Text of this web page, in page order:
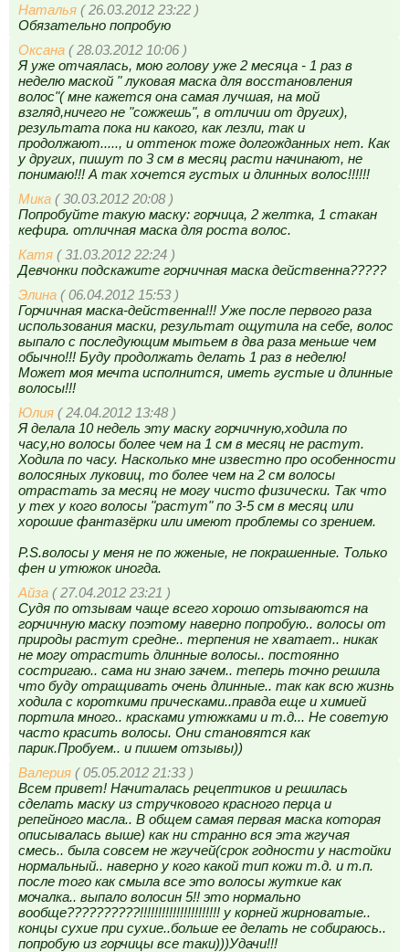
Наталья ( 26.03.2012 23:22 )
Обязательно попробую
Оксана ( 28.03.2012 10:06 )
Я уже отчаялась, мою голову уже 2 месяца - 1 раз в
неделю маской " луковая маска для восстановления
волос"( мне кажется она самая лучшая, на мой
взгляд,ничего не "сожжешь", в отличии от других),
результата пока ни какого, как лезли, так и
продолжают....., и оттенок тоже долгожданных нет. Как
у других, пишут по 3 см в месяц расти начинают, не
понимаю!!! А так хочется густых и длинных волос!!!!!!
Мика ( 30.03.2012 20:08 )
Попробуйте такую маску: горчица, 2 желтка, 1 стакан
кефира. отличная маска для роста волос.
Катя ( 31.03.2012 22:24 )
Девчонки подскажите горчичная маска действенна?????
Элина ( 06.04.2012 15:53 )
Горчичная маска-действенна!!! Уже после первого раза
использования маски, результат ощутила на себе, волос
выпало с последующим мытьем в два раза меньше чем
обычно!!! Буду продолжать делать 1 раз в неделю!
Может моя мечта исполнится, иметь густые и длинные
волосы!!!
Юлия ( 24.04.2012 13:48 )
Я делала 10 недель эту маску горчичную,ходила по
часу,но волосы более чем на 1 см в месяц не растут.
Ходила по часу. Насколько мне известно про особенности
волосяных луковиц, то более чем на 2 см волосы
отрастать за месяц не могу чисто физически. Так что
у тех у кого волосы "растут" по 3-5 см в месяц или
хорошие фантазёрки или имеют проблемы со зрением.
P.S.волосы у меня не по жженые, не покрашенные. Только
фен и утюжок иногда.
Айза ( 27.04.2012 23:21 )
Судя по отзывам чаще всего хорошо отзываются на
горчичную маску поэтому наверно попробую.. волосы от
природы растут средне.. терпения не хватает.. никак
не могу отрастить длинные волосы.. постоянно
состригаю.. сама ни знаю зачем.. теперь точно решила
что буду отращивать очень длинные.. так как всю жизнь
ходила с короткими прическами..правда еще и химией
портила много.. красками утюжками и т.д... Не советую
часто красить волосы. Они становятся как
парик.Пробуем.. и пишем отзывы))
Валерия ( 05.05.2012 21:33 )
Всем привет! Начиталась рецептиков и решилась
сделать маску из стручкового красного перца и
репейного масла.. В общем самая первая маска которая
описывалась выше) как ни странно вся эта жгучая
смесь.. была совсем не жгучей(срок годности у настойки
нормальный.. наверно у кого какой тип кожи т.д. и т.п.
после того как смыла все это волосы жуткие как
мочалка.. выпало волосин 5!! это нормально
вообще??????????!!!!!!!!!!!!!!!!!!!!!! у корней жирноватые..
концы сухие при сухие..больше ее делать не собираюсь..
попробую из горчицы все таки)))Удачи!!!